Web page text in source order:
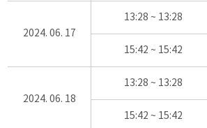
2024. 06. 17
13:28 ~ 13:28
15:42 ~ 15:42
2024. 06. 18
13:28 ~ 13:28
15:42 ~ 15:42